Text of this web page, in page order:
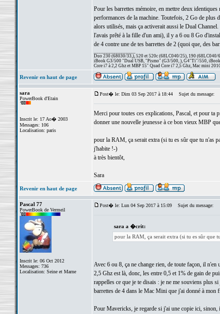
Pour les barrettes mémoire, en mettre deux
performances de la machine. Toutefois, 2 Go de plus
alors utilisés, mais ça activerait aussi le Dual
l'avais prêté à la fille d'un ami), il y a 6 ou 8 Go
de 4 contre une de tes barrettes de 2 (quoi que, des
Duo 230 (68030/33,), 520 et 520c (68LC040/25), 190 (68LC040/
iBook G3/500 "Dual USB, "Pismo" (G3/500, ), G4"Ti"/550,
Core i7 à 2,2 Ghz et MBP 15" Quad Core i7 2,5 Ghz, Mac mini
Revenir en haut de page
sara
PowerBook d'Etain
Inscrit le: 17 Ao� 2003
Messages: 106
Localisation: paris
Post� le: Dim 03 Sep 2017 à 18:44 Sujet du message:
Merci pour toutes ces explications, Pascal, et pour ta
donner une nouvelle jeunesse à ce bon vieux MBP
pour la RAM, ça serait extra (si tu es sûr que tu n'as
j'habite !-)
à très bientôt,
Sara
Revenir en haut de page
Pascal 77
PowerBook de Vermeil
Inscrit le: 06 Oct 2012
Messages: 736
Localisation: Seine et Marne
Post� le: Lun 04 Sep 2017 à 15:09 Sujet du message:
sara a �crit:
pour la RAM, ça serait extra (si tu es sûr que
Avec 6 ou 8, ça ne change rien, de toute façon, il
2,5 Ghz est là, donc, les entre 0,5 et 1% de gain de
rappelles ce que je te disais : je ne me souviens plus
barrettes de 4 dans le Mac Mini que j'ai donné à mon
Pour Mavericks, je regarde si j'ai une copie ici, sinon,